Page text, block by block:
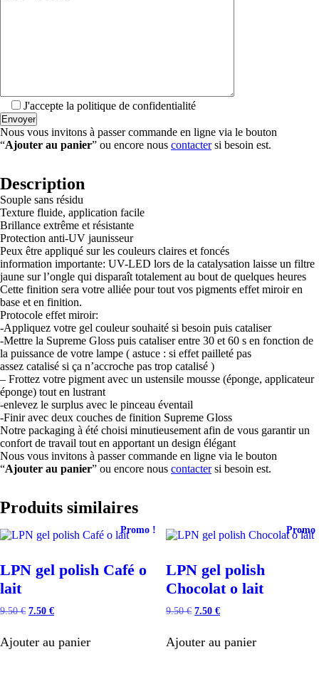
J'accepte la politique de confidentialité
Nous vous invitons à passer commande en ligne via le bouton
“Ajouter au panier” ou encore nous contactersi besoin est.
Description
Souple sans résidu
Texture fluide, application facile
Brillance extrême et résistante
Protection anti-UV jaunisseur
Peux être appliqué sur les couleurs claires et foncés
information importante: UV-LED lors de la catalysation laisse un filtre
jaune sur l’ongle qui disparaît totalement au bout de quelques heures
Cette finition sera votre alliée pour tout vos pigments effet miroir en
base et en finition.
Protocole effet miroir:
-Appliquez votre gel couleur souhaité si besoin puis cataliser
-Mettre la Supreme Gloss puis cataliser entre 30 et 60 s en fonction de
la puissance de votre lampe ( astuce : si effet pailleté pas
assez catalisé si ça n’accroche pas trop catalisé )
– Frottez votre pigment avec un ustensile mousse (éponge, applicateur
éponge) tout en lustrant
-enlevez le surplus avec le pinceau éventail
-Finir avec deux couches de finition Supreme Gloss
Notre packaging à été choisi minutieusement afin de vous garantir un
confort de travail tout en apportant un design élégant
Nous vous invitons à passer commande en ligne via le bouton
“Ajouter au panier” ou encore nous contactersi besoin est.
Produits similaires
Promo !
LPN gel polish Café o
lait
9.50€ Le
était :
7.50 €Le
est :
Ajouter au panier
Promo
LPN gel polish
Chocolat o lait
9.50€ Le
était :
7.50 €Le
est :
Ajouter au panier